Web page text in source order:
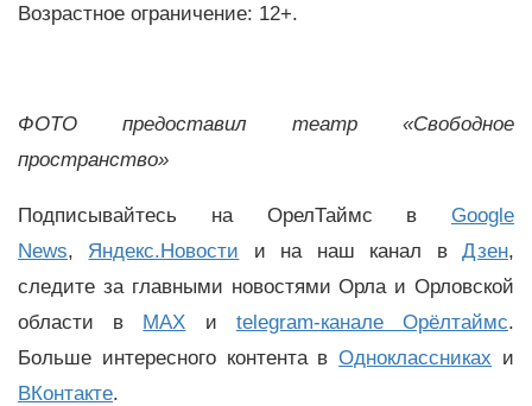
Возрастное ограничение: 12+.
ФОТО предоставил театр «Свободное
пространство»
Подписывайтесь на ОрелТаймс в Google
News, Яндекс.Новости и на наш канал вДзен,
следите за главными новостями Орла и Орловской
области в MAX и telegram-канале Орёлтаймс.
Больше интересного контента вОдноклассниках и
ВКонтакте.